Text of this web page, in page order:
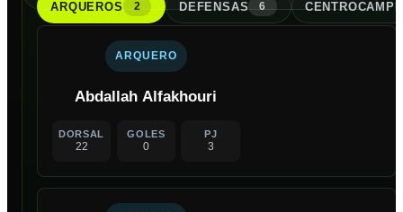
ARQUEROS 2 DEFENSAS 6
ARQUERO
Abdallah Alfakhouri
DORSAL
22
GOLES
0
PJ
3